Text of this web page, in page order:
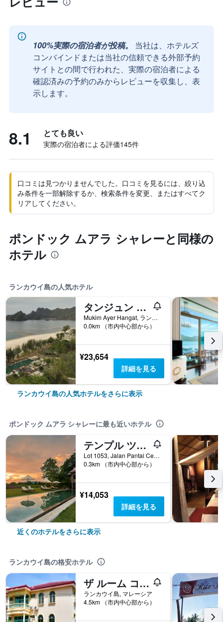
100%実際の宿泊者が投稿。
当社は、ホテルズ
コンバインドまたは当社の信頼できる外部予約
サイトとの間で行われた、実際の宿泊者による
確認済みの予約のみからレビューを収集し、表
示します。
8.1 とても良い
実際の宿泊者による評価145​件
口コミは見つかりませんでした。口コミを見るには、絞り込
み条件を一部解除するか、検索条件を変更、またはすべてク
リアしてください。
ポンドック ムアラ シャレーと同様の
ホテル
ランカウイ島の人気ホテル
タンジュン ルー リゾート
Mukim Ayer Hangat, ランカウイ島, マレーシア
0.0km （市内中心部から）
¥23,654
詳細を見る
ランカウイ島の人気ホテルをさらに表示
ポンドック ムアラ シャレーに最も近いホテル
テンプル ツリー リゾート
Lot 1053, Jalan Pantai Cenang, ランカウイ島, マレーシア
0.3km （市内中心部から）
¥14,053
詳細を見る
近くのホテルをさらに表示
ランカウイ島の格安ホテル
ザ ルーム コンセプト ホームステイ
ランカウイ島, マレーシア
4.5km （市内中心部から）